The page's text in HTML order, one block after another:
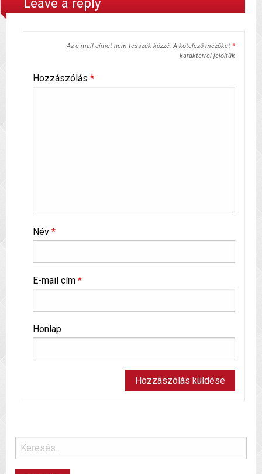
Az e-mail címet nem tesszük közzé. A kötelező mezőket *
karakterrel jelöltük
Hozzászólás *
Név *
E-mail cím *
Honlap